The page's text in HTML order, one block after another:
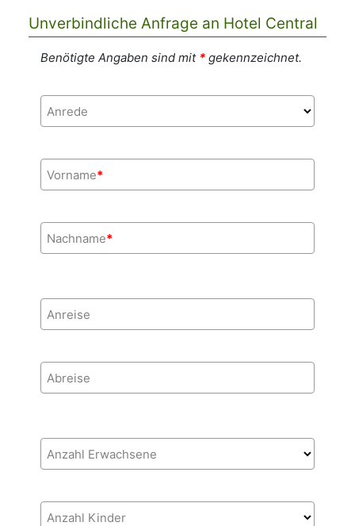
Unverbindliche Anfrage an Hotel Central
Benötigte Angaben sind mit *gekennzeichnet.
Anrede
Vorname*
Nachname*
Anreise
Abreise
Anzahl Erwachsene
Anzahl Kinder